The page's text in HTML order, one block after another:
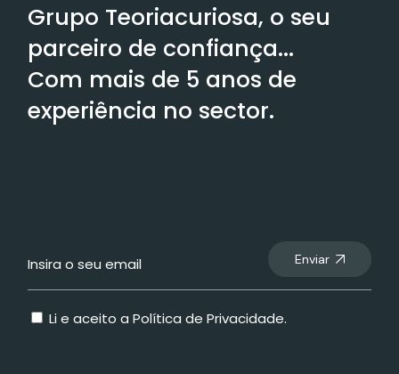
Grupo Teoriacuriosa, o seu
parceiro de confiança...
Com mais de 5 anos de
experiência no sector.
Enviar
Li e aceito aPolítica de Privacidade.